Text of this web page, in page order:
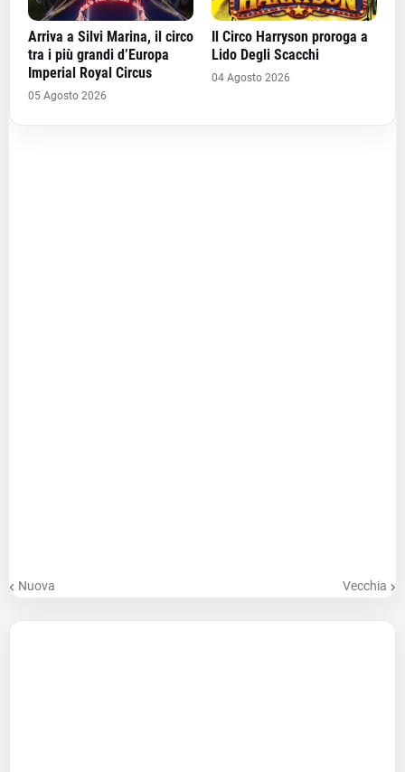
Arriva a Silvi Marina, il circo
tra i più grandi d’Europa
Imperial Royal Circus
05 Agosto 2026
Il Circo Harryson proroga a
Lido Degli Scacchi
04 Agosto 2026
Nuova Vecchia